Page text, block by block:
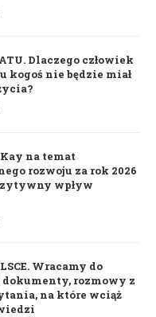
Dlaczego człowiek
kogoś nie będzie miał
na temat
rozwoju za rok 2026
wpływ
Wracamy do
rozmowy z
na które wciąż